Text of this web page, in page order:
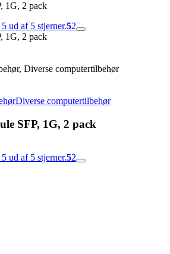
1G, 2 pack
ud af 5 stjerner.52
1G, 2 pack
Diverse computertilbehør
Diverse computertilbehør
SFP, 1G, 2 pack
ud af 5 stjerner.52